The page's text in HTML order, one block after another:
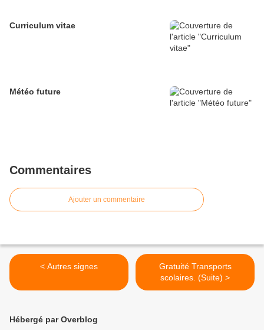
Curriculum vitae
Météo future
Commentaires
Ajouter un commentaire
< Autres signes
Gratuité Transports
scolaires. (Suite) >
Hébergé par Overblog